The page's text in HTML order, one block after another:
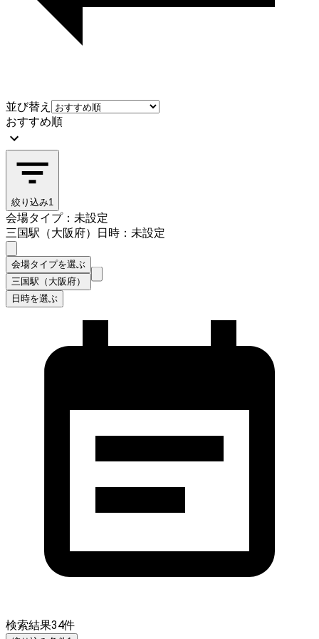
並び替え
おすすめ順
絞り込み1
会場タイプ：未設定
三国駅（大阪府）
日時：未設定
会場タイプを選ぶ
三国駅（大阪府）
日時を選ぶ
検索結果34件